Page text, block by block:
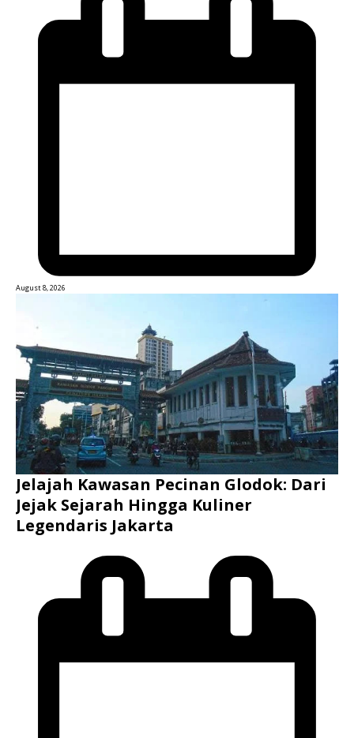
August 8, 2026
Jelajah Kawasan Pecinan Glodok: Dari
Jejak Sejarah Hingga Kuliner
Legendaris Jakarta